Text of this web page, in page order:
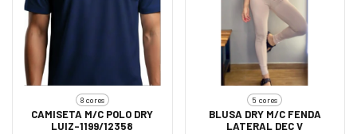
8 cores
CAMISETA M/C POLO DRY
LUIZ-1199/12358
5 cores
BLUSA DRY M/C FENDA
LATERAL DEC V